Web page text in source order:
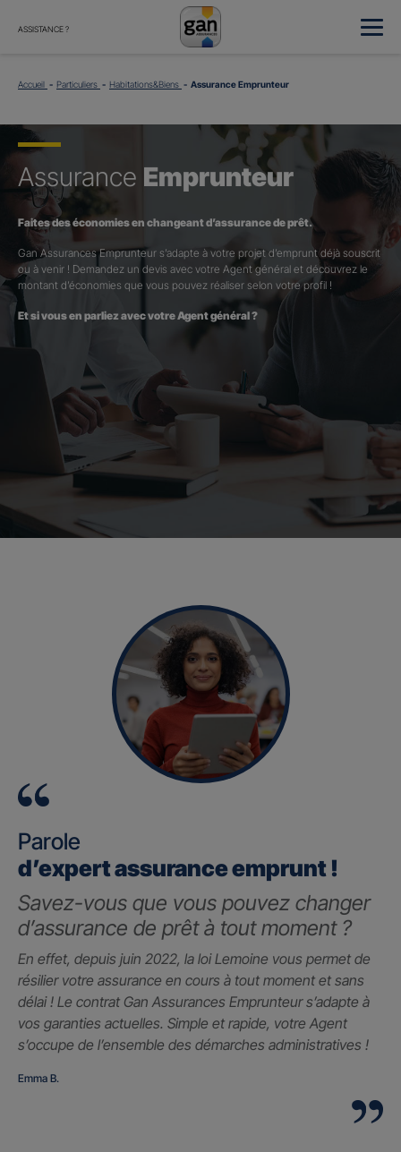
ASSISTANCE ?
Accueil Particuliers Habitations&Biens Assurance Emprunteur
Assurance Emprunteur
Faites des économies en changeant d’assurance de prêt.
Gan Assurances Emprunteur s’adapte à votre projet d’emprunt déjà souscrit
ou à venir ! Demandez un devis avec votre Agent général et découvrez le
montant d’économies que vous pouvez réaliser selon votre profil !
Et si vous en parliez avec votre Agent général ?
Parole
d’expert assurance emprunt !
Savez-vous que vous pouvez changer
d’assurance de prêt à tout moment ?
En effet, depuis juin 2022, la loi Lemoine vous permet de
résilier votre assurance en cours à tout moment et sans
délai ! Le contrat Gan Assurances Emprunteur s’adapte à
vos garanties actuelles. Simple et rapide, votre Agent
s’occupe de l’ensemble des démarches administratives !
Emma B.